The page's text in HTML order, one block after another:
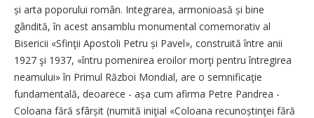
și arta poporului român. Integrarea, armonioasă și bine
gândită, în acest ansamblu monumental comemorativ al
Bisericii «Sfinţii Apostoli Petru și Pavel», construită între anii
1927 şi 1937, «întru pomenirea eroilor morţi pentru întregirea
neamului» în Primul Război Mondial, are o semnificaţie
fundamentală, deoarece - așa cum afirma Petre Pandrea -
Coloana fără sfârșit (numită iniţial «Coloana recunoștinţei fără